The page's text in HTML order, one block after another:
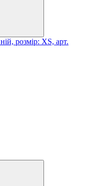
розмір: XS, арт.